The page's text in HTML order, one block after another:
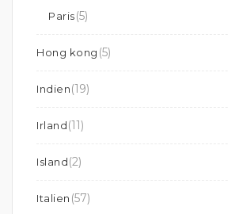
Paris(5)
Hong kong (5)
Indien(19)
Irland(11)
Island(2)
Italien (57)